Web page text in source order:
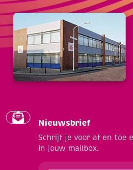
Nieuwsbrief
Schrijf je voor af en toe
in jouw mailbox.